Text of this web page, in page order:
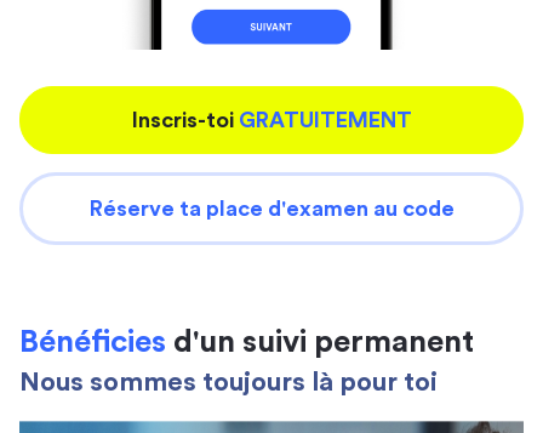
Inscris-toi GRATUITEMENT
Réserve ta place d'examen au code
Bénéficies d'un suivi permanent
Nous sommes toujours là pour toi